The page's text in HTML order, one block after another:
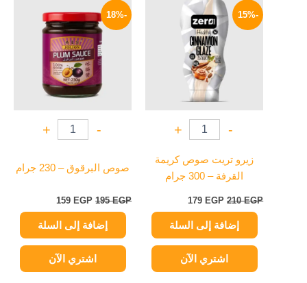
-15%
-
+
زيرو تريت صوص كريمة
القرفة – 300 جرام
210EGP
الأصلي
هو:
210 EGP.
179 EGP
الحالي
179 EGP.
إضافة إلى السلة
اشتري الآن
-18%
-
+
صوص البرقوق – 230 جرام
195EGP
هو:
195 EGP.
159 EGP
هو:
159 EGP.
إضافة إلى السلة
اشتري الآن